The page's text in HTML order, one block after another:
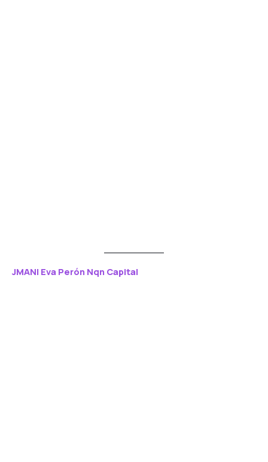
JMANI Eva Perón Nqn Capital